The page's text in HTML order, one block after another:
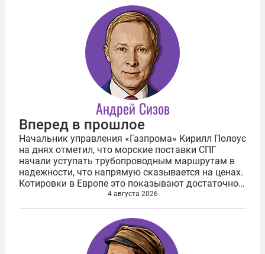
Андрей Сизов
Вперед в прошлое
Начальник управления «Газпрома» Кирилл Полоус
на днях отметил, что морские поставки СПГ
начали уступать трубопроводным маршрутам в
надежности, что напрямую сказывается на ценах.
Котировки в Европе это показывают достаточно
наглядно. На нидерландском хабе TTF цены этим
летом закрепились выше отметки...
4 августа 2026